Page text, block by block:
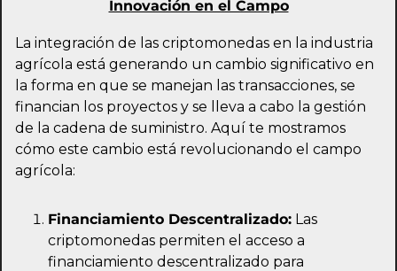
Innovación en el Campo
La integración de las criptomonedas en la industria
agrícola está generando un cambio significativo en
la forma en que se manejan las transacciones, se
financian los proyectos y se lleva a cabo la gestión
de la cadena de suministro. Aquí te mostramos
cómo este cambio está revolucionando el campo
agrícola:
Financiamiento Descentralizado: Las
criptomonedas permiten el acceso a
financiamiento descentralizado para